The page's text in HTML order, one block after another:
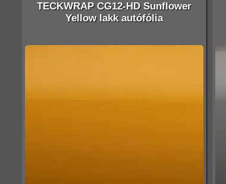
TECKWRAP CG12-HD Sunflower
Yellow lakk autófólia